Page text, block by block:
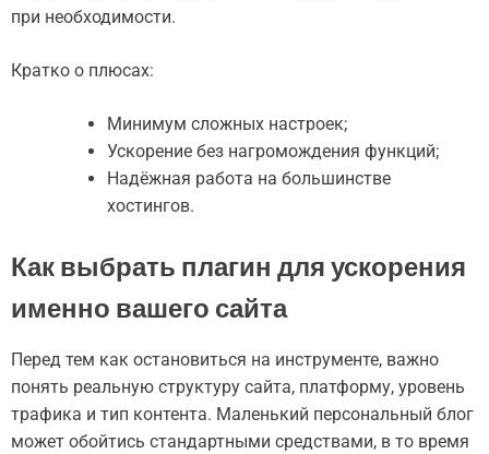
при необходимости.
Кратко о плюсах:
Минимум сложных настроек;
Ускорение без нагромождения функций;
Надёжная работа на большинстве
хостингов.
Как выбрать плагин для ускорения
именно вашего сайта
Перед тем как остановиться на инструменте, важно
понять реальную структуру сайта, платформу, уровень
трафика и тип контента. Маленький персональный блог
может обойтись стандартными средствами, в то время